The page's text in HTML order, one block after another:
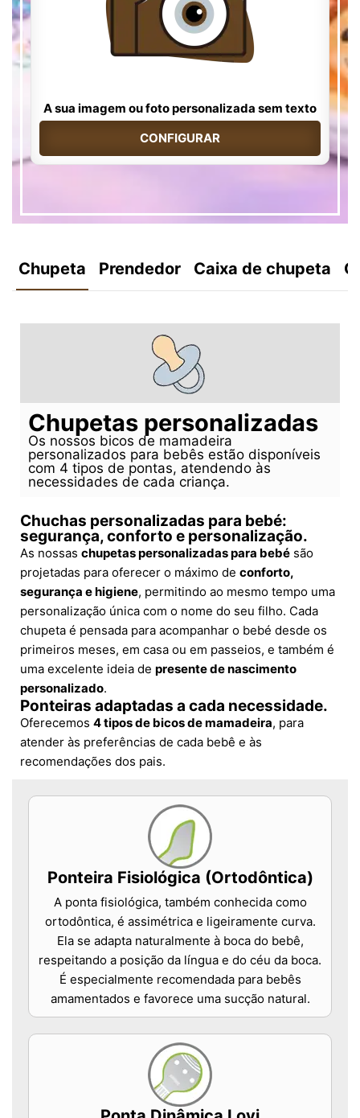
A sua imagem ou foto personalizada sem texto
CONFIGURAR
Chupeta Prendedor Caixa de chupeta
Chupetas personalizadas
Os nossos bicos de mamadeira
personalizados para bebês estão disponíveis
com 4 tipos de pontas, atendendo às
necessidades de cada criança.
Chuchas personalizadas para bebé:
segurança, conforto e personalização.
As nossas chupetas personalizadas para bebé são
projetadas para oferecer o máximo de conforto,
segurança e higiene, permitindo ao mesmo tempo uma
personalização única com o nome do seu filho. Cada
chupeta é pensada para acompanhar o bebé desde os
primeiros meses, em casa ou em passeios, e também é
uma excelente ideia de presente de nascimento
personalizado.
Ponteiras adaptadas a cada necessidade.
Oferecemos 4 tipos de bicos de mamadeira, para
atender às preferências de cada bebê e às
recomendações dos pais.
Ponteira Fisiológica (Ortodôntica)
A ponta fisiológica, também conhecida como
ortodôntica, é assimétrica e ligeiramente curva.
Ela se adapta naturalmente à boca do bebê,
respeitando a posição da língua e do céu da boca.
É especialmente recomendada para bebês
amamentados e favorece uma sucção natural.